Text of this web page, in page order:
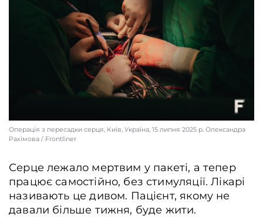
Операція з пересадки серця, Київ, Україна, 15 липня 2025 р. Олександра
Рахімова / Frontliner
Серце лежало мертвим у пакеті, а тепер
працює самостійно, без стимуляції. Лікарі
називають це дивом. Пацієнт, якому не
давали більше тижня, буде жити.